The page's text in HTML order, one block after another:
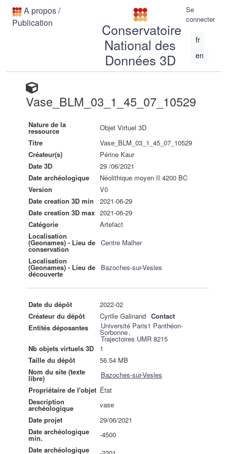
A propos/
Publication
Conservatoire
National des
Données 3D
Se
connecter
fr
en
Vase_BLM_03_1_45_07_10529
Nature de la
ressource
Objet Virtuel 3D
Titre
Vase_BLM_03_1_45_07_10529
Créateur(s)
Périne Kaur
Date 3D
29 /06/2021
Date archéologique
Néolithique moyen II 4200 BC
Version
V0
Date creation 3D min
2021-06-29
Date creation 3D max 2021-06-29
Catégorie
Artefact
Localisation
(Geonames) - Lieu de
conservation
Centre Malher
Localisation
(Geonames) - Lieu de
découverte
Bazoches-sur-Vesles
Date du dépôt
2022-02
Créateur du dépôt
Cyrille Galinand Contact
Entités déposantes
Université Paris1 Panthéon-
Sorbonne,
Trajectoires UMR 8215
Nb objets virtuels 3D
1
Taille du dépôt
56.54 MB
Nom du site (texte
libre)
Bazoches-sur-Vesles
Propriétaire de l'objet État
Description
archéologique
vase
Date projet
29/06/2021
Date archéologique
min.
-4500
Date archéologique